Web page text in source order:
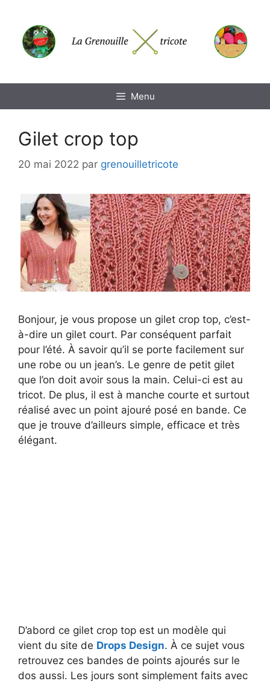
contenu
Menu
Gilet crop top
20 mai 2022 par grenouilletricote
Bonjour, je vous propose un gilet crop top, c’est-
à-dire un gilet court. Par conséquent parfait
pour l’été. À savoir qu’il se porte facilement sur
une robe ou un jean’s. Le genre de petit gilet
que l’on doit avoir sous la main. Celui-ci est au
tricot. De plus, il est à manche courte et surtout
réalisé avec un point ajouré posé en bande. Ce
que je trouve d’ailleurs simple, efficace et très
élégant.
D’abord ce gilet crop top est un modèle qui
vient du site de Drops Design. À ce sujet vous
retrouvez ces bandes de points ajourés sur le
dos aussi. Les jours sont simplement faits avec